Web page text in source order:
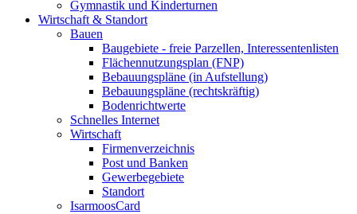
Gymnastik und Kinderturnen
Wirtschaft & Standort
Bauen
Baugebiete - freie Parzellen, Interessentenlisten
Flächennutzungsplan (FNP)
Bebauungspläne (in Aufstellung)
Bebauungspläne (rechtskräftig)
Bodenrichtwerte
Schnelles Internet
Wirtschaft
Firmenverzeichnis
Post und Banken
Gewerbegebiete
Standort
IsarmoosCard